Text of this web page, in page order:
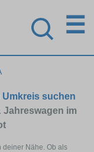
☰
suchen
Jahreswagen im
deiner Nähe. Ob als